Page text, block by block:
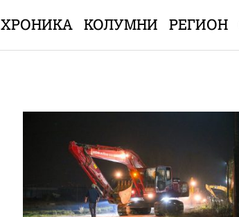
ХРОНИКА КОЛУМНИ РЕГИОН